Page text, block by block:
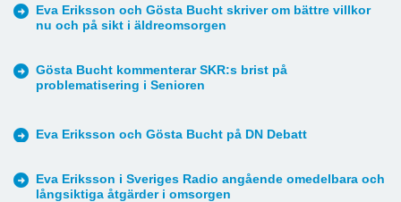
Eva Eriksson och Gösta Bucht skriver om bättre villkor
nu och på sikt i äldreomsorgen
Gösta Bucht kommenterar SKR:s brist på
problematisering i Senioren
Eva Eriksson och Gösta Bucht på DN Debatt
Eva Eriksson i Sveriges Radio angående omedelbara och
långsiktiga åtgärder i omsorgen